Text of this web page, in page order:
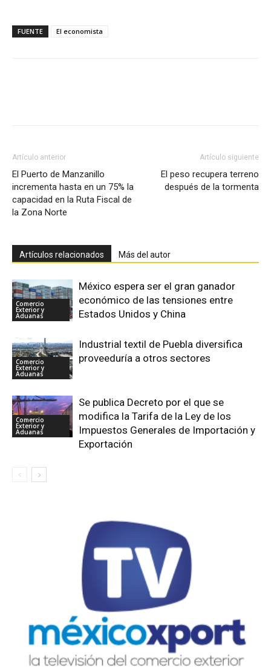
FUENTE El economista
Artículo anterior
El Puerto de Manzanillo
incrementa hasta en un 75% la
capacidad en la Ruta Fiscal de
la Zona Norte
Artículo siguiente
El peso recupera terreno
después de la tormenta
Artículos relacionados Más del autor
Comercio
Exterior y
Aduanas
México espera ser el gran ganador
económico de las tensiones entre
Estados Unidos y China
Comercio
Exterior y
Aduanas
Industrial textil de Puebla diversifica
proveeduría a otros sectores
Comercio
Exterior y
Aduanas
Se publica Decreto por el que se
modifica la Tarifa de la Ley de los
Impuestos Generales de Importación y
Exportación